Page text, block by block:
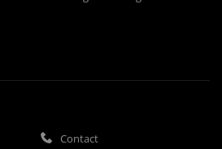
Contact